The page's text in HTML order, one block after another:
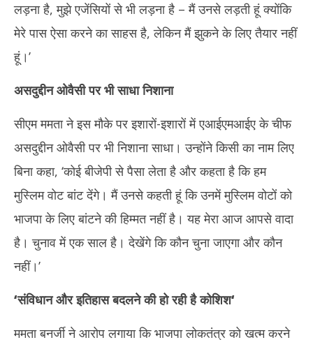
लड़ना है, मुझे एजेंसियों से भी लड़ना है – मैं उनसे लड़ती हूं क्योंकि
मेरे पास ऐसा करने का साहस है, लेकिन मैं झुकने के लिए तैयार नहीं
हूं।’
असदुद्दीन ओवैसी पर भी साधा निशाना
सीएम ममता ने इस मौके पर इशारों-इशारों में एआईएमआईए के चीफ
असदुद्दीन ओवैसी पर भी निशाना साधा। उन्होंने किसी का नाम लिए
बिना कहा, ‘कोई बीजेपी से पैसा लेता है और कहता है कि हम
मुस्लिम वोट बांट देंगे। मैं उनसे कहती हूं कि उनमें मुस्लिम वोटों को
भाजपा के लिए बांटने की हिम्मत नहीं है। यह मेरा आज आपसे वादा
है। चुनाव में एक साल है। देखेंगे कि कौन चुना जाएगा और कौन
नहीं।’
‘संविधान और इतिहास बदलने की हो रही है कोशिश‘
ममता बनर्जी ने आरोप लगाया कि भाजपा लोकतंत्र को खत्म करने